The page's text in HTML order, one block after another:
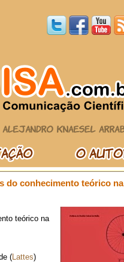
do conhecimento teórico na
teórico na
(Lattes)